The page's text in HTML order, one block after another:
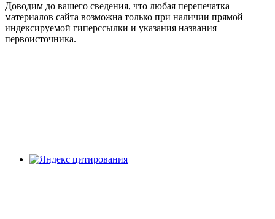
Доводим до вашего сведения, что любая перепечатка
материалов сайта возможна только при наличии прямой
индексируемой гиперссылки и указания названия
первоисточника.